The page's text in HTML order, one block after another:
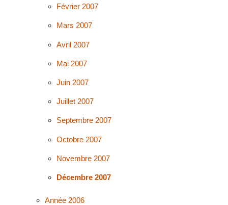
Février 2007
Mars 2007
Avril 2007
Mai 2007
Juin 2007
Juillet 2007
Septembre 2007
Octobre 2007
Novembre 2007
Décembre 2007
Année 2006